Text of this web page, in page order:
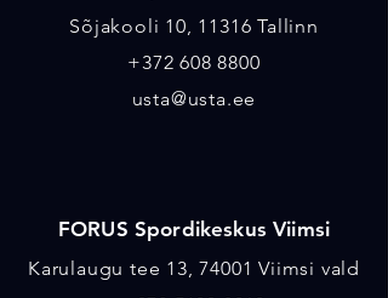
Sõjakooli 10, 11316 Tallinn
+372 608 8800
usta@usta.ee
FORUS Spordikeskus Viimsi
Karulaugu tee 13, 74001 Viimsi vald